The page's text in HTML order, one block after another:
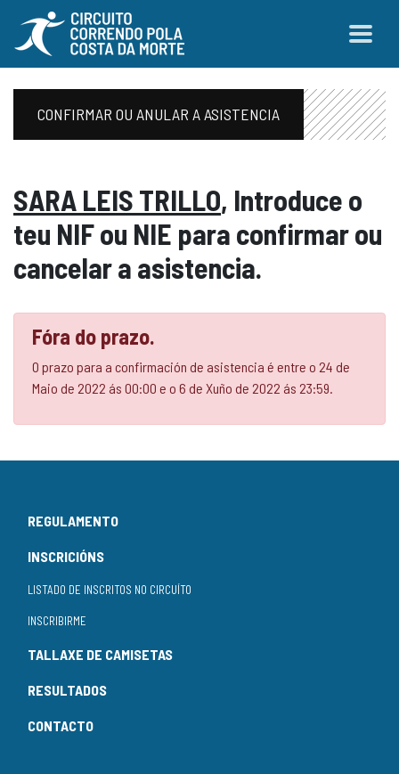
CONFIRMAR OU ANULAR A ASISTENCIA
SARA LEIS TRILLO, Introduce o
teu NIF ou NIE para confirmar ou
cancelar a asistencia.
Fóra do prazo.
O prazo para a confirmación de asistencia é entre o 24 de
Maio de 2022 ás 00:00 e o 6 de Xuño de 2022 ás 23:59.
REGULAMENTO
INSCRICIÓNS
LISTADO DE INSCRITOS NO CIRCUÍTO
INSCRIBIRME
TALLAXE DE CAMISETAS
RESULTADOS
CONTACTO